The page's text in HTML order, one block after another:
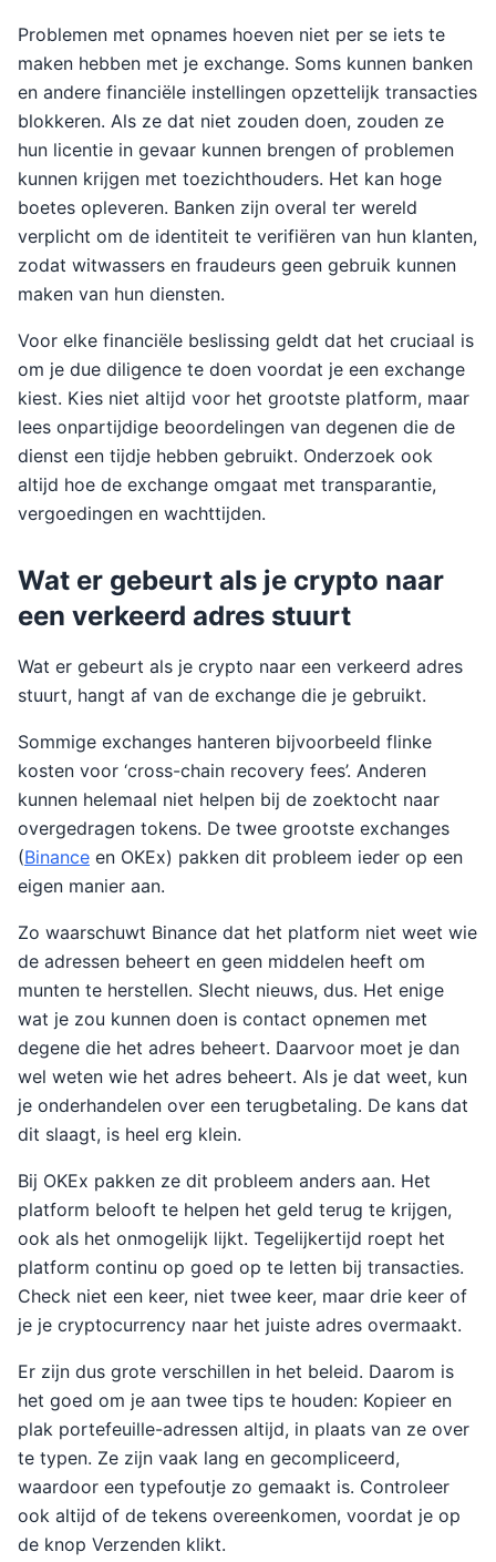
Problemen met opnames hoeven niet per se iets te
maken hebben met je exchange. Soms kunnen banken
en andere financiële instellingen opzettelijk transacties
blokkeren. Als ze dat niet zouden doen, zouden ze
hun licentie in gevaar kunnen brengen of problemen
kunnen krijgen met toezichthouders. Het kan hoge
boetes opleveren. Banken zijn overal ter wereld
verplicht om de identiteit te verifiëren van hun klanten,
zodat witwassers en fraudeurs geen gebruik kunnen
maken van hun diensten.
Voor elke financiële beslissing geldt dat het cruciaal is
om je due diligence te doen voordat je een exchange
kiest. Kies niet altijd voor het grootste platform, maar
lees onpartijdige beoordelingen van degenen die de
dienst een tijdje hebben gebruikt. Onderzoek ook
altijd hoe de exchange omgaat met transparantie,
vergoedingen en wachttijden.
Wat er gebeurt als je crypto naar
een verkeerd adres stuurt
Wat er gebeurt als je crypto naar een verkeerd adres
stuurt, hangt af van de exchange die je gebruikt.
Sommige exchanges hanteren bijvoorbeeld flinke
kosten voor ‘cross-chain recovery fees’. Anderen
kunnen helemaal niet helpen bij de zoektocht naar
overgedragen tokens. De twee grootste exchanges
(Binance en OKEx) pakken dit probleem ieder op een
eigen manier aan.
Zo waarschuwt Binance dat het platform niet weet wie
de adressen beheert en geen middelen heeft om
munten te herstellen. Slecht nieuws, dus. Het enige
wat je zou kunnen doen is contact opnemen met
degene die het adres beheert. Daarvoor moet je dan
wel weten wie het adres beheert. Als je dat weet, kun
je onderhandelen over een terugbetaling. De kans dat
dit slaagt, is heel erg klein.
Bij OKEx pakken ze dit probleem anders aan. Het
platform belooft te helpen het geld terug te krijgen,
ook als het onmogelijk lijkt. Tegelijkertijd roept het
platform continu op goed op te letten bij transacties.
Check niet een keer, niet twee keer, maar drie keer of
je je cryptocurrency naar het juiste adres overmaakt.
Er zijn dus grote verschillen in het beleid. Daarom is
het goed om je aan twee tips te houden: Kopieer en
plak portefeuille-adressen altijd, in plaats van ze over
te typen. Ze zijn vaak lang en gecompliceerd,
waardoor een typefoutje zo gemaakt is. Controleer
ook altijd of de tekens overeenkomen, voordat je op
de knop Verzenden klikt.